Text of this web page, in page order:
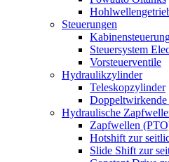
Steuerungen
Steuersystem
Vorsteuerventile
Hydraulikzylinder
Teleskopzylinder
Hydraulische
Zapfwellen
Hotshift zur
Slide Shift zur